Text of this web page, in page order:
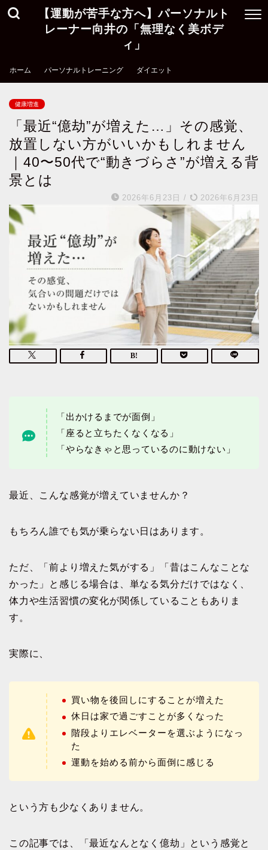
【運動が苦手な方へ】パーソナルト
レーナー向井の「無理なく美ボデ
ィ」
ホーム パーソナルトレーニング ダイエット
健康増進
「最近“億劫”が増えた…」その感覚、
放置しない方がいいかもしれません
｜40〜50代で“動きづらさ”が増える背
景とは
2026年6月23日 / 2026年6月23日
「出かけるまでが面倒」
「座ると立ちたくなくなる」
「やらなきゃと思っているのに動けない」
最近、こんな感覚が増えていませんか？
もちろん誰でも気が乗らない日はあります。
ただ、「前より増えた気がする」「昔はこんなことな
かった」と感じる場合は、単なる気分だけではなく、
体力や生活習慣の変化が関係していることもありま
す。
実際に、
買い物を後回しにすることが増えた
休日は家で過ごすことが多くなった
階段よりエレベーターを選ぶようになっ
た
運動を始める前から面倒に感じる
という方も少なくありません。
この記事では、「最近なんとなく億劫」という感覚と